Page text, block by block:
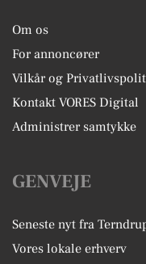
Om os
For annoncører
Vilkår og
Kontakt VORES Digital
Administrer samtykke
GENVEJE
Seneste nyt fra
Vores lokale erhverv